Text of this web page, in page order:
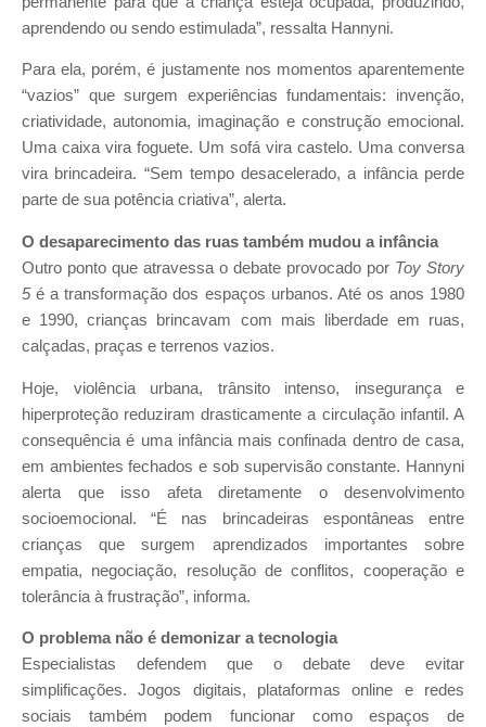
aprendendo ou sendo estimulada”, ressalta Hannyni.
Para ela, porém, é justamente nos momentos aparentemente
“vazios” que surgem experiências fundamentais: invenção,
criatividade, autonomia, imaginação e construção emocional.
Uma caixa vira foguete. Um sofá vira castelo. Uma conversa
vira brincadeira. “Sem tempo desacelerado, a infância perde
parte de sua potência criativa”, alerta.
O desaparecimento das ruas também mudou a infância
Outro ponto que atravessa o debate provocado por Toy Story
5é a transformação dos espaços urbanos. Até os anos 1980
e 1990, crianças brincavam com mais liberdade em ruas,
calçadas, praças e terrenos vazios.
Hoje, violência urbana, trânsito intenso, insegurança e
hiperproteção reduziram drasticamente a circulação infantil. A
consequência é uma infância mais confinada dentro de casa,
em ambientes fechados e sob supervisão constante. Hannyni
alerta que isso afeta diretamente o desenvolvimento
socioemocional. “É nas brincadeiras espontâneas entre
crianças que surgem aprendizados importantes sobre
empatia, negociação, resolução de conflitos, cooperação e
tolerância à frustração”, informa.
O problema não é demonizar a tecnologia
Especialistas defendem que o debate deve evitar
simplificações. Jogos digitais, plataformas online e redes
sociais também podem funcionar como espaços de